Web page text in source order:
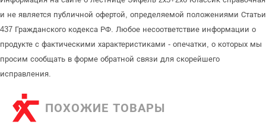
и не является публичной офертой, определяемой положениями Статьи
437 Гражданского кодекса РФ. Любое несоответствие информации о
продукте с фактическими характеристиками - опечатки, о которых мы
просим сообщать в форме обратной связи для скорейшего
исправления.
ПОХОЖИЕ ТОВАРЫ